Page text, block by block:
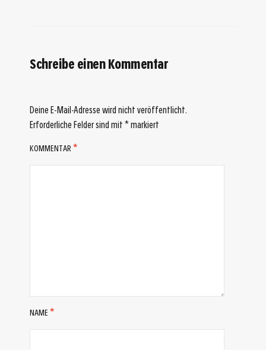
Schreibe einen Kommentar
Deine E-Mail-Adresse wird nicht veröffentlicht.
Erforderliche Felder sind mit *markiert
KOMMENTAR *
NAME *